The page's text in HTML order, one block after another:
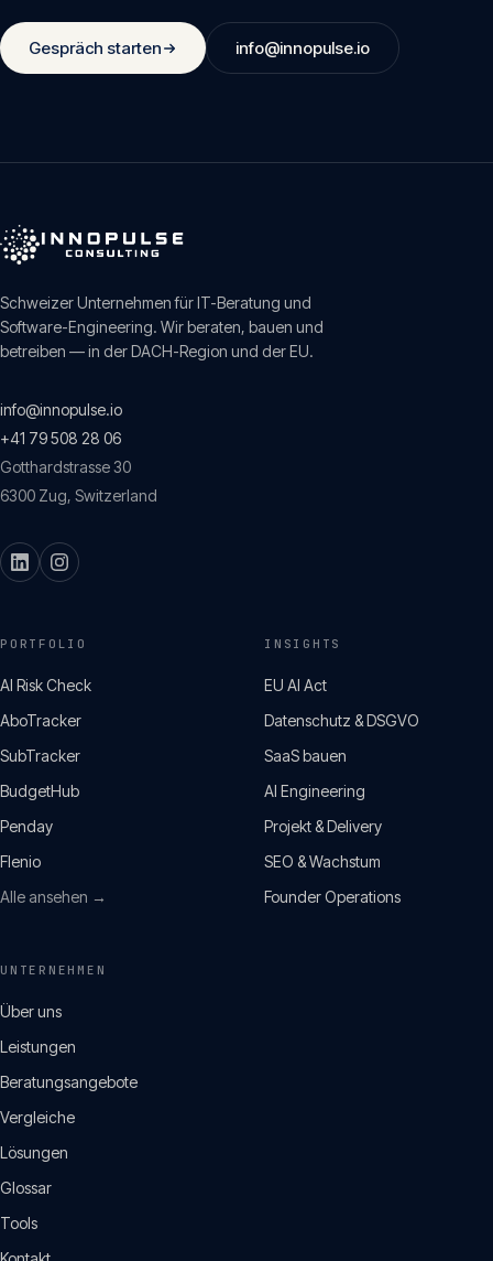
Gespräch starten info@innopulse.io
Schweizer Unternehmen für IT-Beratung und
Software-Engineering. Wir beraten, bauen und
betreiben — in der DACH-Region und der EU.
info@innopulse.io
+41 79 508 28 06
Gotthardstrasse 30
6300 Zug, Switzerland
PORTFOLIO
AI Risk Check
AboTracker
SubTracker
BudgetHub
Penday
Flenio
Alle ansehen →
INSIGHTS
EU AI Act
Datenschutz & DSGVO
SaaS bauen
AI Engineering
Projekt & Delivery
SEO & Wachstum
Founder Operations
UNTERNEHMEN
Über uns
Leistungen
Beratungsangebote
Vergleiche
Lösungen
Glossar
Tools